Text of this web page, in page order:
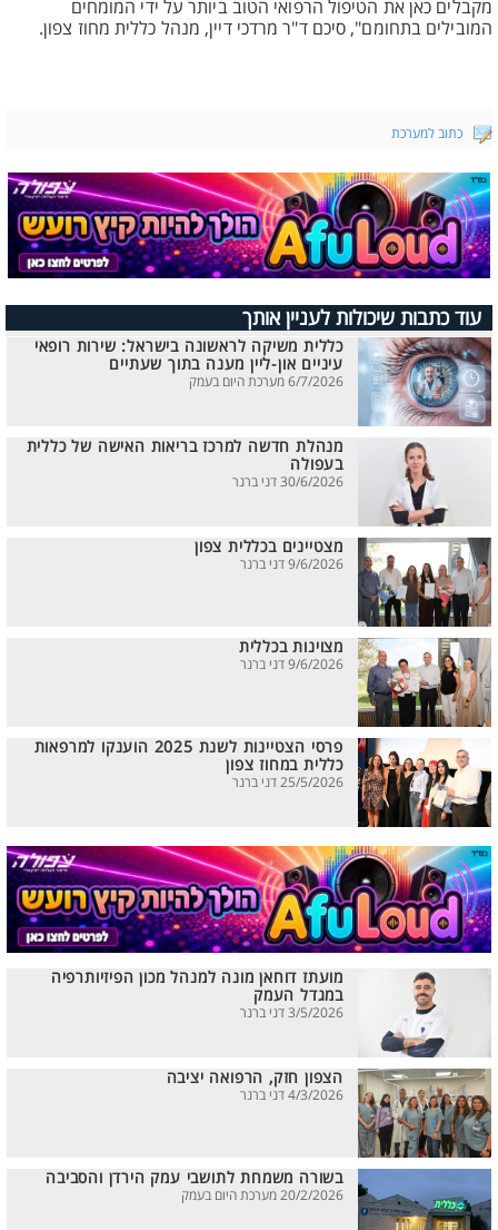
מקבלים כאן את הטיפול הרפואי הטוב ביותר על ידי המומחים
המובילים בתחומם", סיכם ד"ר מרדכי דיין, מנהל כללית מחוז צפון.
כתוב למערכת
עוד כתבות שיכולות לעניין אותך
כללית משיקה לראשונה בישראל: שירות רופאי
עיניים און-ליין מענה בתוך שעתיים
6/7/2026 מערכת היום בעמק
מנהלת חדשה למרכז בריאות האישה של כללית
בעפולה
30/6/2026 דני ברנר
מצטיינים בכללית צפון
9/6/2026 דני ברנר
מצוינות בכללית
9/6/2026 דני ברנר
פרסי הצטיינות לשנת 2025 הוענקו למרפאות
כללית במחוז צפון
25/5/2026 דני ברנר
מועתז דוחאן מונה למנהל מכון הפיזיותרפיה
במגדל העמק
3/5/2026 דני ברנר
הצפון חזק, הרפואה יציבה
4/3/2026 דני ברנר
בשורה משמחת לתושבי עמק הירדן והסביבה
20/2/2026 מערכת היום בעמק